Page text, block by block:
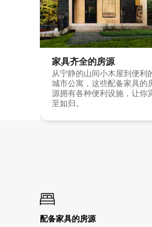
家具齐全的房源
从宁静的山间小木屋到便利
城市公寓，这些配备家具的
源拥有各种便利设施，让你
至如归。
配备家具的房源